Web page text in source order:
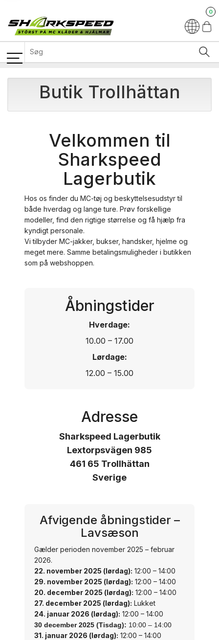
0
Butik Trollhättan
Velkommen til
Sharkspeed
Lagerbutik
Hos os finder du MC-tøj og beskyttelsesudstyr til
både hverdag og lange ture. Prøv forskellige
modeller, find den rigtige størrelse og få hjælp fra
kyndigt personale.
Vi tilbyder MC-jakker, bukser, handsker, hjelme og
meget mere. Samme betalingsmuligheder i butikken
som på webshoppen.
Åbningstider
Hverdage:
10.00 – 17.00
Lørdage:
12.00 – 15.00
Adresse
Sharkspeed Lagerbutik
Lextorpsvägen 985
461 65 Trollhättan
Sverige
Afvigende åbningstider –
Lavsæson
Gælder perioden november 2025 – februar
2026.
22. november 2025 (lørdag): 12:00 – 14:00
29. november 2025 (lørdag): 12:00 – 14:00
20. december 2025 (lørdag): 12:00 – 14:00
27. december 2025 (lørdag): Lukket
24. januar 2026 (lørdag): 12:00 – 14:00
30 december 2025 (Tisdag): 10:00 – 14:00
31. januar 2026 (lørdag): 12:00 – 14:00